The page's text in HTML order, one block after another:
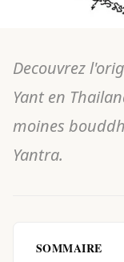
Decouvrez
Yant en
moines
Yantra.
SOMMAIRE